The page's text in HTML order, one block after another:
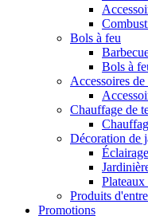
Bols à feu
Bols à
Accessoires
Chauffage de
Décoration de
Plateaux
Produits
Promotions